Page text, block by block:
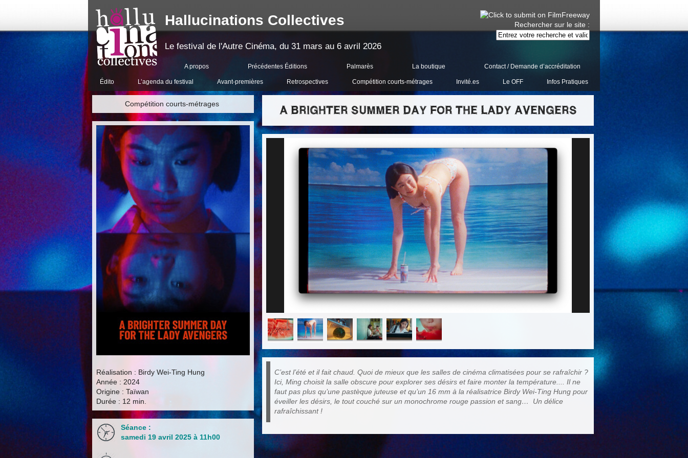
Rechercher sur le site :
Hallucinations Collectives
Le festival de l'Autre Cinéma, du 31 mars au 6 avril 2026
A propos Précédentes Éditions Palmarès La boutique Contact / Demande d’accréditation
Édito L’agenda du festival Avant-premières Retrospectives Compétition courts-métrages Invité.es Le OFF Infos Pratiques
Compétition courts-métrages
Réalisation : Birdy Wei-Ting Hung
Année : 2024
Origine : Taïwan
Durée : 12 min.
Séance :
samedi 19 avril 2025 à 11h00
A BRIGHTER SUMMER DAY FOR THE LADY AVENGERS
C’est l’été et il fait chaud. Quoi de mieux que les salles de cinéma climatisées pour se rafraîchir ?
Ici, Ming choisit la salle obscure pour explorer ses désirs et faire monter la température.... Il ne
faut pas plus qu’une pastèque juteuse et qu’un 16 mm à la réalisatrice Birdy Wei-Ting Hung pour
éveiller les désirs, le tout couché sur un monochrome rouge passion et sang… Un délice
rafraîchissant !